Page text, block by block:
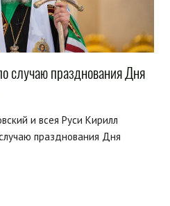
случаю празднования Дня
и всея Руси Кирилл
празднования Дня